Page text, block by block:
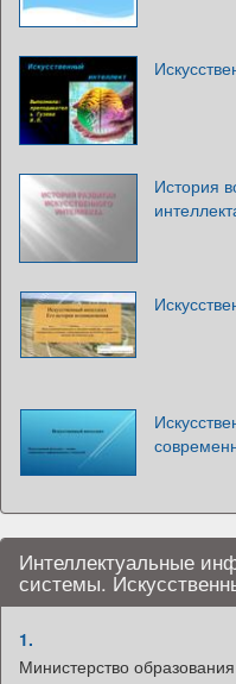
История
Интеллектуальные
системы.
1.
Министерство